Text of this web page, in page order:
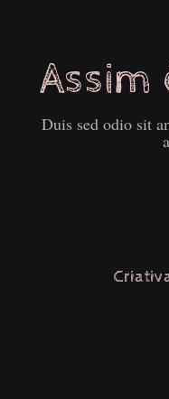
Assim
Duis sed odio sit